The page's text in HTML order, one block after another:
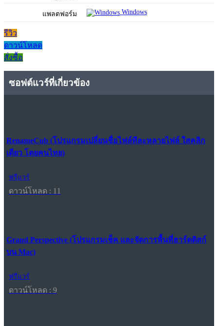
แพลตฟอร์ม Windows
รีวิว
ดาวน์โหลด
สั่งซื้อ
ซอฟต์แวร์ที่เกี่ยวข้อง
RenameCub (โปรแกรมเปลี่ยนชื่อไฟล์ทีละหลายไฟล์ ใสคลิก
เดียว โดยคนไทย)
ฟรีแวร์
ดาวน์โหลด : 11
Grand Perspective (โปรแกรมเช็ค และจัดการพื้นที่ฮาร์ดดิสก์
บน Mac)
ฟรีแวร์
ดาวน์โหลด : 9